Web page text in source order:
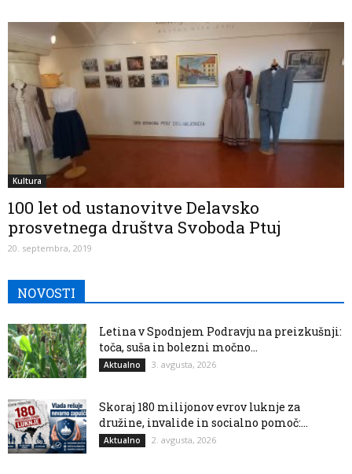
Kultura
100 let od ustanovitve Delavsko
prosvetnega društva Svoboda Ptuj
20. septembra, 2019
NOVOSTI
Letina v Spodnjem Podravju na preizkušnji:
toča, suša in bolezni močno...
Aktualno 3. avgusta, 2026
Skoraj 180 milijonov evrov luknje za
družine, invalide in socialno pomoč:...
Aktualno 2. avgusta, 2026